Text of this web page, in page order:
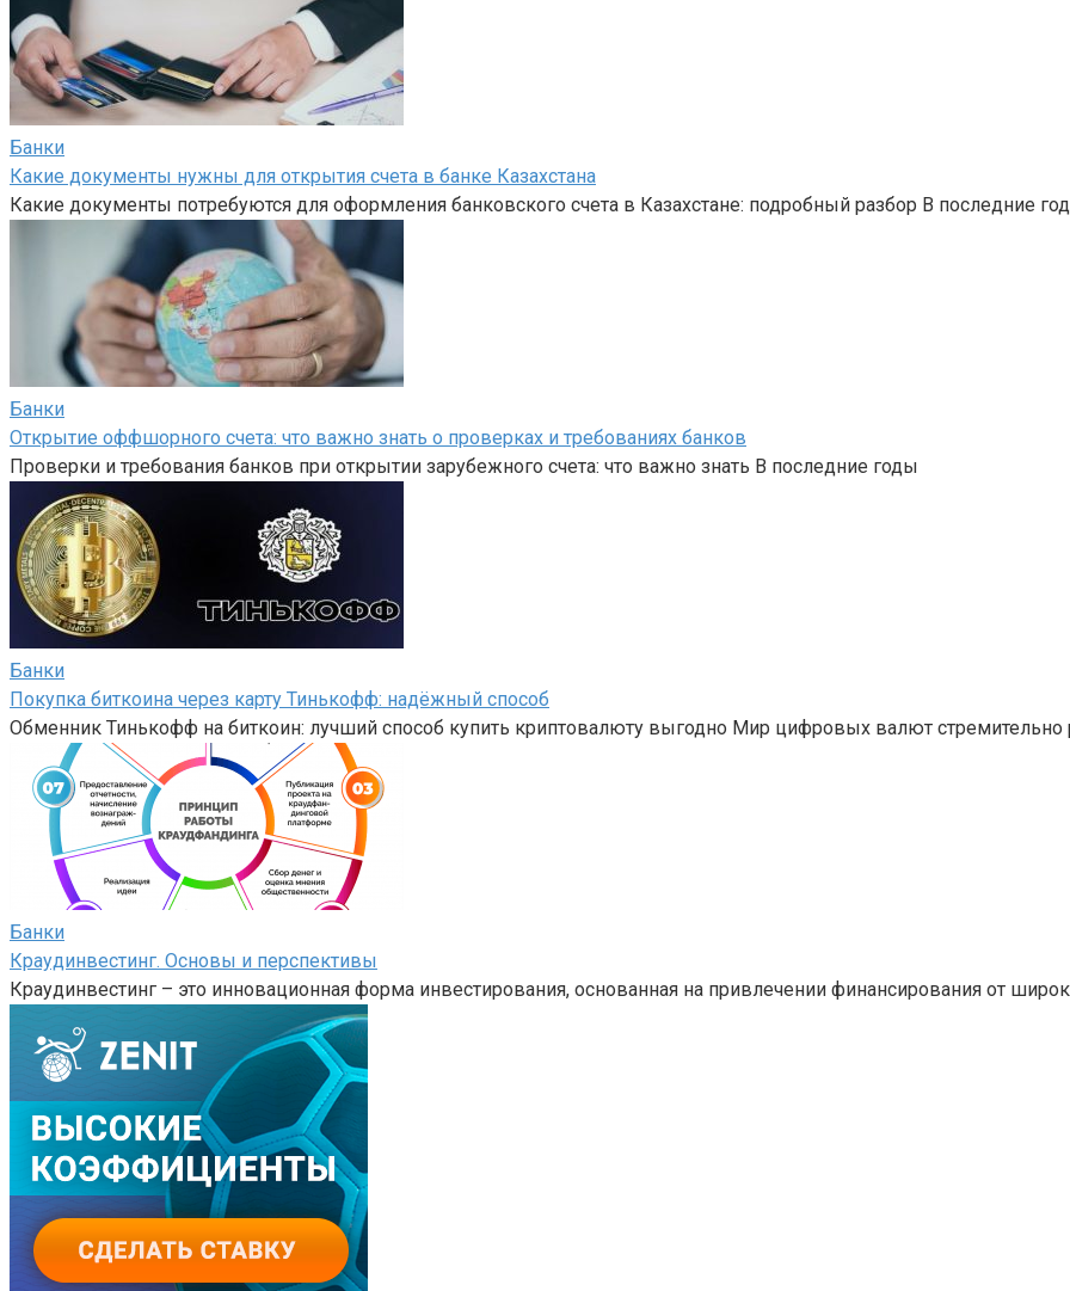
Банки
Какие документы нужны для открытия счета в банке Казахстана
Какие документы потребуются для оформления банковского счета в Казахстане: подробный разбор В последние
Банки
Открытие оффшорного счета: что важно знать о проверках и требованиях банков
Проверки и требования банков при открытии зарубежного счета: что важно знать В последние годы
Банки
Покупка биткоина через карту Тинькофф: надёжный способ
Обменник Тинькофф на биткоин: лучший способ купить криптовалюту выгодно Мир цифровых валют стремительно
Банки
Краудинвестинг. Основы и перспективы
Краудинвестинг – это инновационная форма инвестирования, основанная на привлечении финансирования от